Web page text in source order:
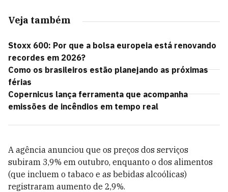
Veja também
Stoxx 600: Por que a bolsa europeia está renovando
recordes em 2026?
Como os brasileiros estão planejando as próximas
férias
Copernicus lança ferramenta que acompanha
emissões de incêndios em tempo real
A agência anunciou que os preços dos serviços
subiram 3,9% em outubro, enquanto o dos alimentos
(que incluem o tabaco e as bebidas alcoólicas)
registraram aumento de 2,9%.